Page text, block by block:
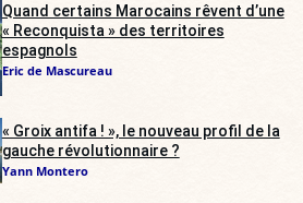
Quand certains Marocains rêvent d’une
« Reconquista » des territoires
espagnols
Eric de Mascureau
« Groix antifa ! », le nouveau profil de la
gauche révolutionnaire ?
Yann Montero